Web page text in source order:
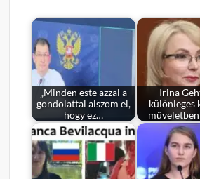
„Minden este azzal a
gondolattal alszom el,
hogy ez…
Irina
különleges